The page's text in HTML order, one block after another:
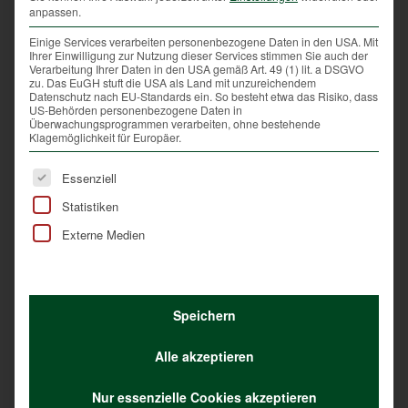
Die Jägerschaft bejagt zudem intensiv Beutegreifer wie
Füchse zum Wohle der Hasen, anderer Niederwildarten
oder weiterer Bodenbrüter.
Auch die Bevölkerung kann helfen
dem „Osterhasen“ geholfen werden, damit sich die
Hoppler wieder in der heutigen Kulturlandschaft
wohlfühlen und sich auch vermehren. Störungen
sollten nämlich vermieden werden. Das bedeutet
Wiesen, Wälder oder Felder laufen lassen und die
Tiere anleinen, Katzen während der Abend- und
Nachtstunden nicht hinauslassen und junge
Feldhasen sollten unbedingt unberührt liegen
gelassen werden. Die Mutterhäsin kommt zwar nur
anpassen.
Einige Services verarbeiten personenbezogene Daten in den USA. Mit
Ihrer Einwilligung zur Nutzung dieser Services stimmen Sie auch der
Verarbeitung Ihrer Daten in den USA gemäß Art. 49 (1) lit. a DSGVO
zu. Das EuGH stuft die USA als Land mit unzureichendem
Datenschutz nach EU-Standards ein. So besteht etwa das Risiko, dass
US-Behörden personenbezogene Daten in
Überwachungsprogrammen verarbeiten, ohne bestehende
Klagemöglichkeit für Europäer.
Es folgt eine Liste der Service-Gruppen, für die eine
Essenziell
Statistiken
Externe Medien
Speichern
Alle akzeptieren
Nur essenzielle Cookies akzeptieren